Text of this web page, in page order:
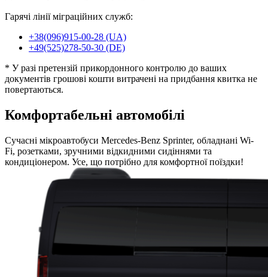
Гарячі лінії міграційних служб:
+38(096)915-00-28 (UA)
+49(525)278-50-30 (DE)
* У разі претензій прикордонного контролю до ваших
документів грошові кошти витрачені на придбання квитка не
повертаються.
Комфортабельні автомобілі
Сучасні мікроавтобуси Mercedes-Benz Sprinter, обладнані Wi-
Fi, розетками, зручними відкидними сидіннями та
кондиціонером. Усе, що потрібно для комфортної поїздки!